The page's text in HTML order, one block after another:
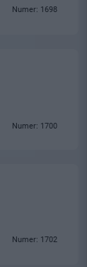
Numer: 1698
Numer: 1700
Numer: 1702